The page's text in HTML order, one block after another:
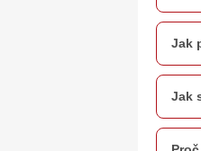
Jak
Jak